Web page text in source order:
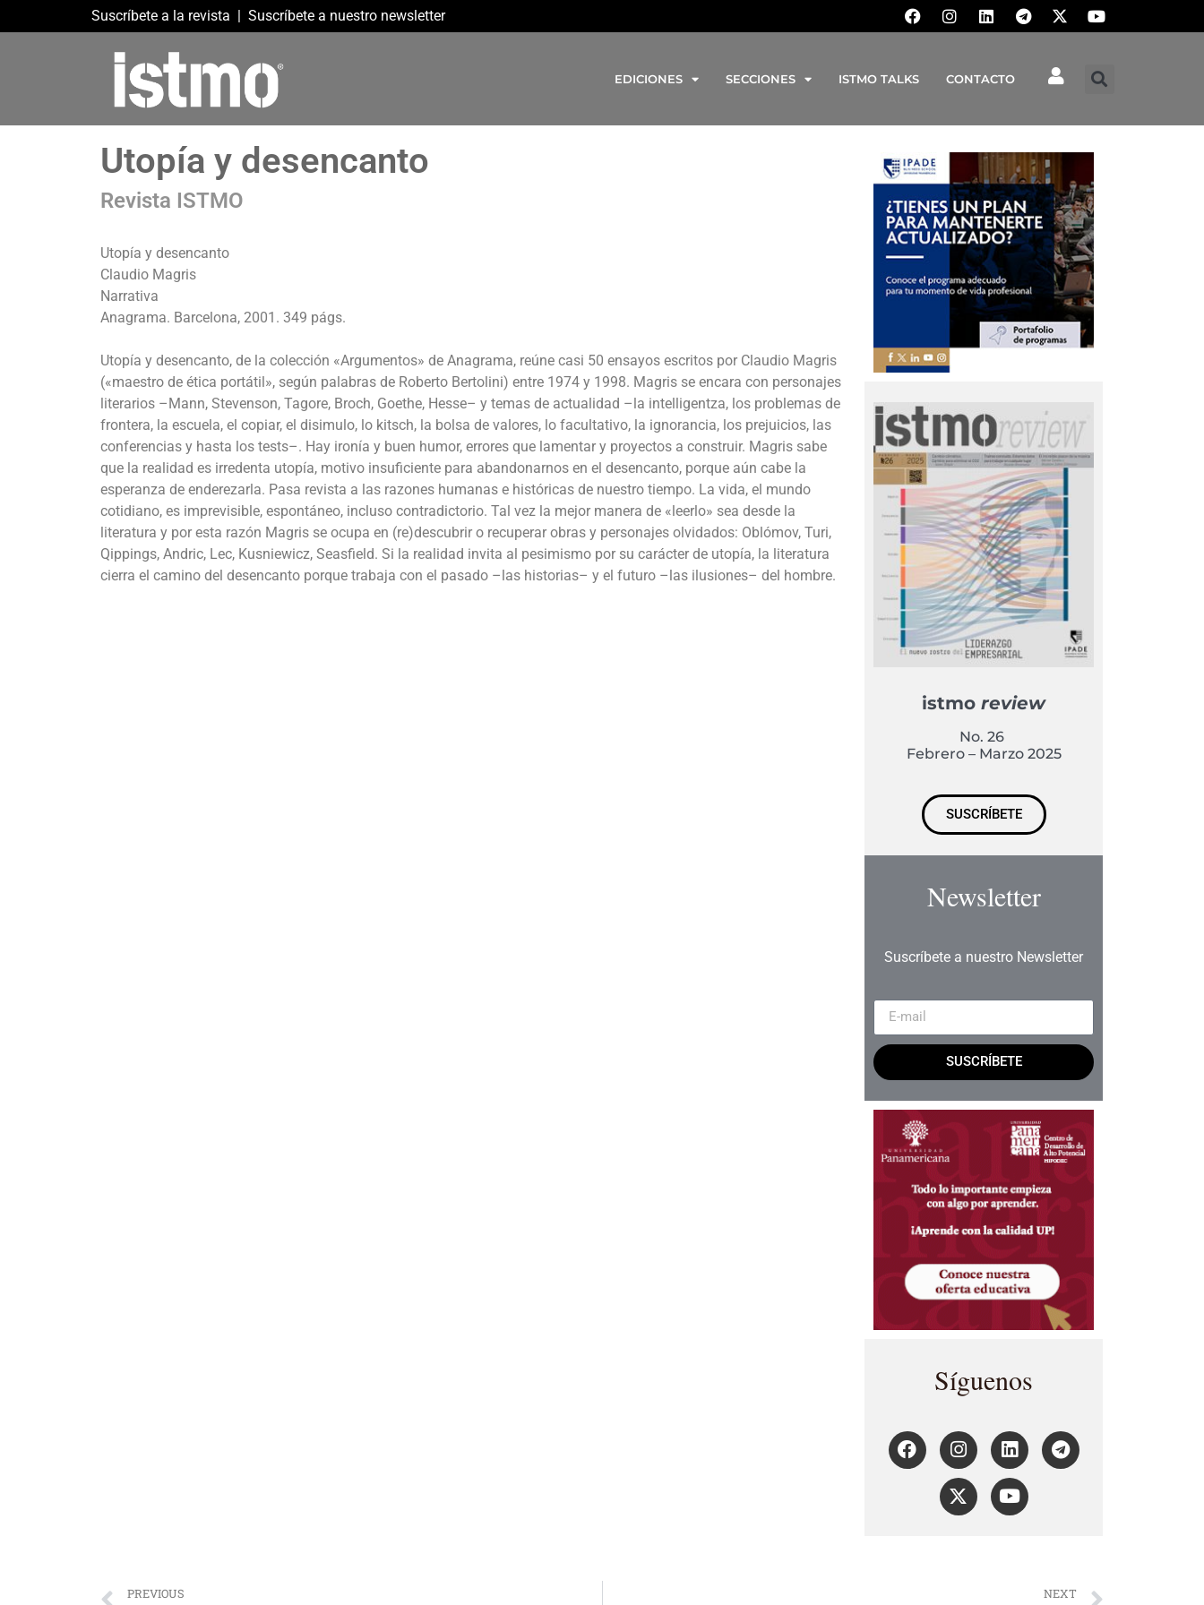
Suscríbete a la revista | Suscríbete a nuestro newsletter
EDICIONES SECCIONES ISTMO TALKS CONTACTO
Utopía y desencanto
Revista ISTMO
Utopía y desencanto
Claudio Magris
Narrativa
Anagrama. Barcelona, 2001. 349 págs.
Utopía y desencanto, de la colección «Argumentos» de Anagrama, reúne casi 50 ensayos escritos por Claudio Magris
(«maestro de ética portátil», según palabras de Roberto Bertolini) entre 1974 y 1998. Magris se encara con personajes
literarios –Mann, Stevenson, Tagore, Broch, Goethe, Hesse– y temas de actualidad –la intelligentza, los problemas de
frontera, la escuela, el copiar, el disimulo, lo kitsch, la bolsa de valores, lo facultativo, la ignorancia, los prejuicios, las
conferencias y hasta los tests–. Hay ironía y buen humor, errores que lamentar y proyectos a construir. Magris sabe
que la realidad es irredenta utopía, motivo insuficiente para abandonarnos en el desencanto, porque aún cabe la
esperanza de enderezarla. Pasa revista a las razones humanas e históricas de nuestro tiempo. La vida, el mundo
cotidiano, es imprevisible, espontáneo, incluso contradictorio. Tal vez la mejor manera de «leerlo» sea desde la
literatura y por esta razón Magris se ocupa en (re)descubrir o recuperar obras y personajes olvidados: Oblómov, Turi,
Qippings, Andric, Lec, Kusniewicz, Seasfield. Si la realidad invita al pesimismo por su carácter de utopía, la literatura
cierra el camino del desencanto porque trabaja con el pasado –las historias– y el futuro –las ilusiones– del hombre.
istmoreview
No. 26
Febrero – Marzo 2025
SUSCRÍBETE
Newsletter
Suscríbete a nuestro Newsletter
SUSCRÍBETE
Síguenos
PREVIOUS NEXT